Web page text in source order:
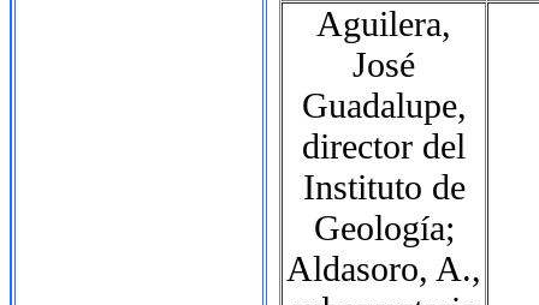
Aguilera,
José
Guadalupe,
director del
Instituto de
Geología;
Aldasoro, A.,